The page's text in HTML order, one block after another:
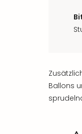
Ballons